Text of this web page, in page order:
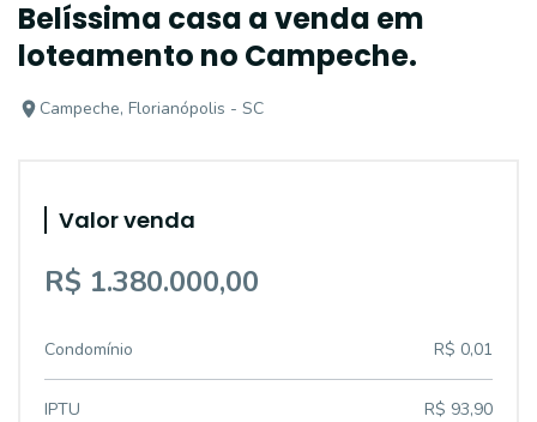
Belíssima casa a venda em
loteamento no Campeche.
Campeche, Florianópolis - SC
Valor venda
R$ 1.380.000,00
Condomínio R$ 0,01
IPTU R$ 93,90